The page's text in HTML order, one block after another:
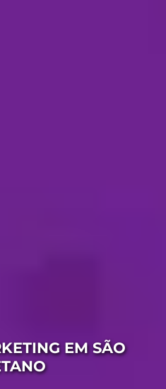
EM SÃO